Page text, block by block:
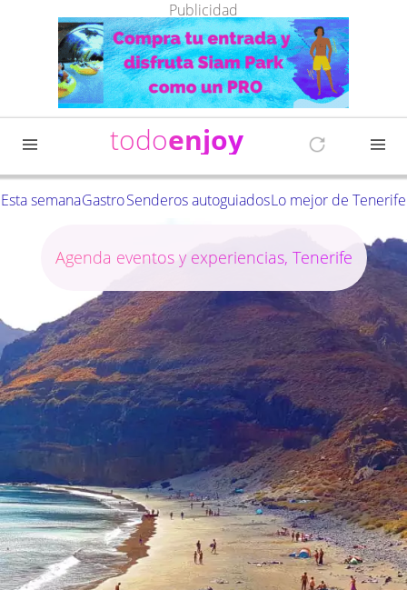
Publicidad
todoenjoy
Esta semanaGastroSenderos autoguiadosLo mejor de Tenerife
Agenda eventos y experiencias, Tenerife